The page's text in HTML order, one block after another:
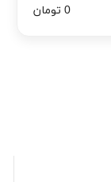
0 تومان